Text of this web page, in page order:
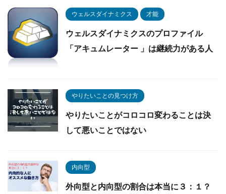
ウェルスダイナミクス 才能
ウェルスダイナミクスのプロファイル
「アキュムレーター 」は継続力がある人
やりたいことの見つけ方
やりたいことがコロコロ変わることは決
して悪いことではない
内向型
外向型と内向型の割合は本当に３：１？